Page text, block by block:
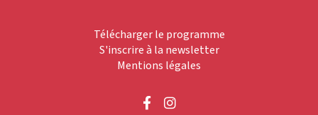
Télécharger le programme
S'inscrire à la newsletter
Mentions légales